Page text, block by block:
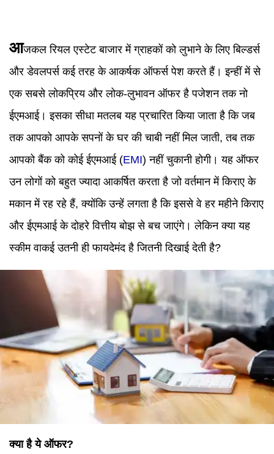
आजकल रियल एस्टेट बाजार में ग्राहकों को लुभाने के लिए बिल्डर्स
और डेवलपर्स कई तरह के आकर्षक ऑफर्स पेश करते हैं। इन्हीं में से
एक सबसे लोकप्रिय और लोक-लुभावन ऑफर है पजेशन तक नो
ईएमआई। इसका सीधा मतलब यह प्रचारित किया जाता है कि जब
तक आपको आपके सपनों के घर की चाबी नहीं मिल जाती, तब तक
आपको बैंक को कोई ईएमआई (EMI) नहीं चुकानी होगी। यह ऑफर
उन लोगों को बहुत ज्यादा आकर्षित करता है जो वर्तमान में किराए के
मकान में रह रहे हैं, क्योंकि उन्हें लगता है कि इससे वे हर महीने किराए
और ईएमआई के दोहरे वित्तीय बोझ से बच जाएंगे। लेकिन क्या यह
स्कीम वाकई उतनी ही फायदेमंद है जितनी दिखाई देती है?
क्या है ये ऑफर?